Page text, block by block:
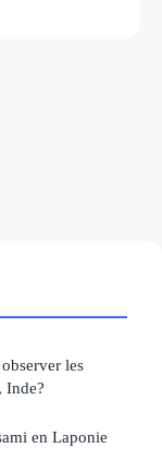
les
Inde?
en Laponie